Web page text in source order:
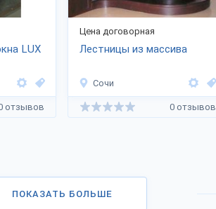
LUX
отзывов
Цена договорная
Лестницы из массива
Сочи
0 отзывов
ПОКАЗАТЬ БОЛЬШЕ